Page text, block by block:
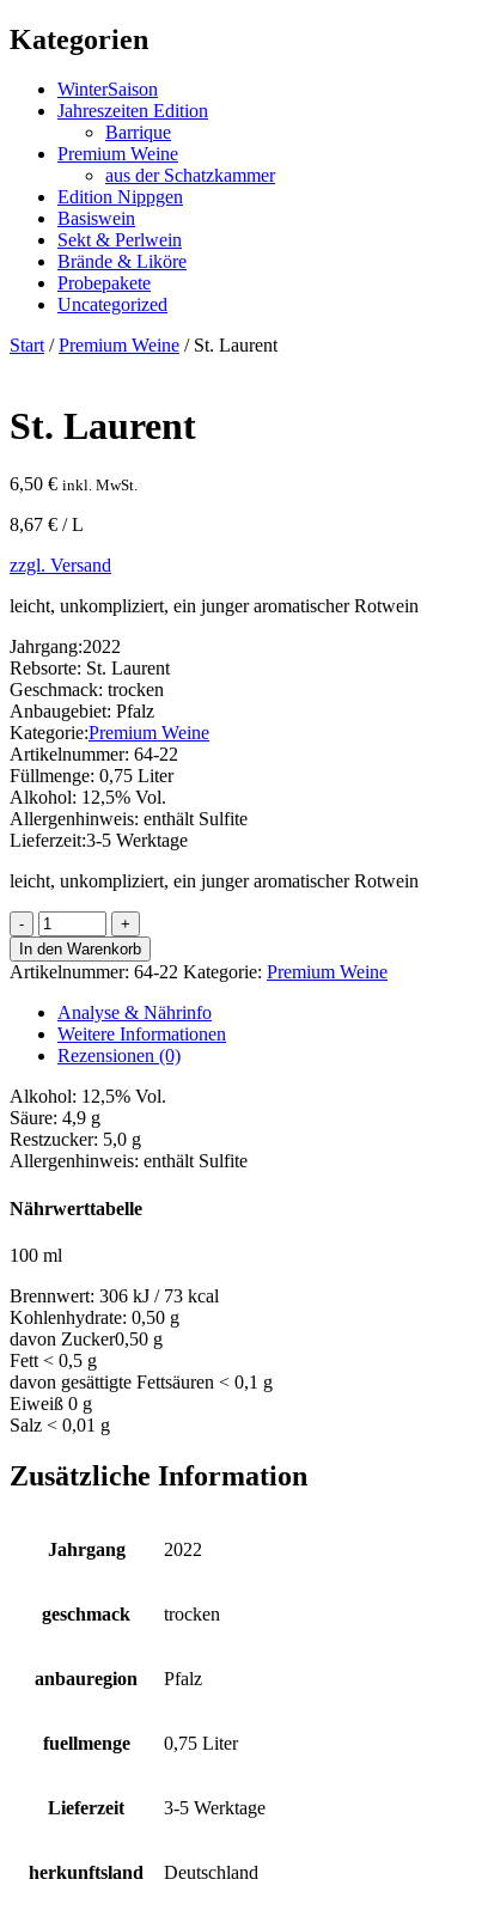
Kategorien
WinterSaison
Jahreszeiten Edition
Barrique
Premium Weine
aus der Schatzkammer
Edition Nippgen
Basiswein
Sekt & Perlwein
Brände & Liköre
Probepakete
Uncategorized
Start/Premium Weine / St. Laurent
St. Laurent
6,50 € inkl. MwSt.
8,67 € / L
zzgl. Versand
leicht, unkompliziert, ein junger aromatischer Rotwein
Jahrgang:2022
Rebsorte: St. Laurent
Geschmack: trocken
Anbaugebiet: Pfalz
Kategorie:Premium Weine
Artikelnummer: 64-22
Füllmenge: 0,75 Liter
Alkohol: 12,5% Vol.
Allergenhinweis: enthält Sulfite
Lieferzeit:3-5 Werktage
leicht, unkompliziert, ein junger aromatischer Rotwein
St.
Laurent
Menge
In den Warenkorb
Artikelnummer: 64-22 Kategorie: Premium Weine
Analyse & Nährinfo
Weitere Informationen
Rezensionen (0)
Alkohol: 12,5% Vol.
Säure: 4,9 g
Restzucker: 5,0 g
Allergenhinweis: enthält Sulfite
Nährwerttabelle
100 ml
Brennwert: 306 kJ / 73 kcal
Kohlenhydrate: 0,50 g
davon Zucker0,50 g
Fett < 0,5 g
davon gesättigte Fettsäuren < 0,1 g
Eiweiß 0 g
Salz < 0,01 g
Zusätzliche Information
Jahrgang 2022
geschmack trocken
anbauregion Pfalz
fuellmenge 0,75 Liter
Lieferzeit 3-5 Werktage
herkunftsland Deutschland